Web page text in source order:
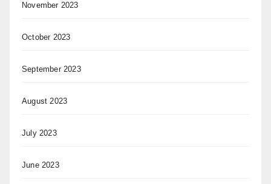
November 2023
October 2023
September 2023
August 2023
July 2023
June 2023